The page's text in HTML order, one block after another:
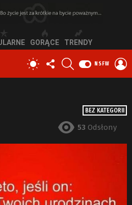
GORĄCE TRENDY
PRZEŁĄCZ
SKÓRKĘ
OBSERWUJ
NAS
NSFW
BEZ KATEGORII
53 Odsłony